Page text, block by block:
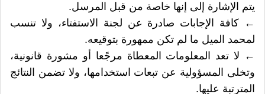
يتم الإشارة إلى إنها خاصة من قبل المرسل.
← كافة الإجابات صادرة عن لجنة الاستفتاء، ولا تنسب
لمحمد الميل ما لم تكن ممهورة بتوقيعه.
← لا تعد المعلومات المعطاة مرجًعا أو مشورة قانونية،
وتخلى المسؤولية عن تبعات استخدامها، ولا تضمن النتائج
المترتبة عليها.